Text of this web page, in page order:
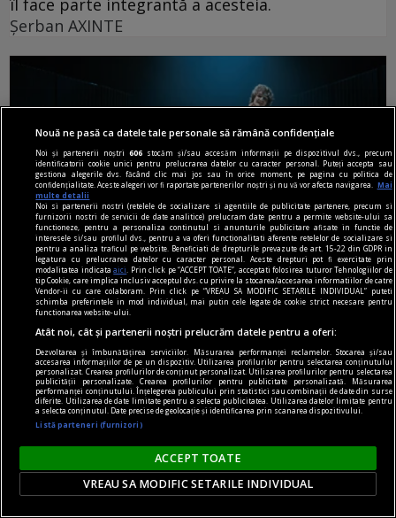
îl face parte integrantă a acesteia.
Şerban AXINTE
rosencrantz & co.
Teatru de cartier
Dorința de a surprinde tabloul social în
complexitatea lui, cu toate conexiunile dintre
fenomene, are însă și un revers.
Oana STOICA
Nouă ne pasă ca datele tale personale să rămână confidențiale
Noi și partenerii noștri606 stocăm și/sau accesăm informații pe dispozitivul dvs., precum
identificatorii cookie unici pentru prelucrarea datelor cu caracter personal. Puteți accepta sau
gestiona alegerile dvs. făcând clic mai jos sau în orice moment, pe pagina cu politica de
confidențialitate. Aceste alegeri vor fi raportate partenerilor noștri și nu vă vor afecta navigarea.
Mai
multe detalii
Noi si partenerii nostri (retelele de socializare si agentiile de publicitate partenere, precum si
furnizorii nostri de servicii de date analitice) prelucram date pentru a permite website-ului sa
functioneze, pentru a personaliza continutul si anunturile publicitare afisate in functie de
interesele si/sau profilul dvs., pentru a va oferi functionalitati aferente retelelor de socializare si
pentru a analiza traficul pe website. Beneficiati de drepturile prevazute de art. 15-22 din GDPR in
legatura cu prelucrarea datelor cu caracter personal. Aceste drepturi pot fi exercitate prin
modalitatea indicataaici
. Prin click pe “ACCEPT TOATE”, acceptati folosirea tuturor Tehnologiilor de
tip Cookie, care implica inclusiv acceptul dvs. cu privire la stocarea/accesarea informatiilor de catre
Vendor-ii cu care colaboram. Prin click pe “VREAU SA MODIFIC SETARILE INDIVIDUAL” puteti
schimba preferintele in mod individual, mai putin cele legate de cookie strict necesare pentru
functionarea website-ului.
Atât noi, cât și partenerii noștri prelucrăm datele pentru a oferi:
Dezvoltarea și îmbunătățirea serviciilor. Măsurarea performanței reclamelor. Stocarea și/sau
accesarea informațiilor de pe un dispozitiv. Utilizarea profilurilor pentru selectarea conținutului
personalizat. Crearea profilurilor de conținut personalizat. Utilizarea profilurilor pentru selectarea
publicității personalizate. Crearea profilurilor pentru publicitate personalizată. Măsurarea
performanței conținutului. Înțelegerea publicului prin statistici sau combinații de date din surse
diferite. Utilizarea de date limitate pentru a selecta publicitatea. Utilizarea datelor limitate pentru
a selecta conținutul. Date precise de geolocație și identificarea prin scanarea dispozitivului.
Listă parteneri (furnizori)
ACCEPT TOATE
VREAU SA MODIFIC SETARILE INDIVIDUAL